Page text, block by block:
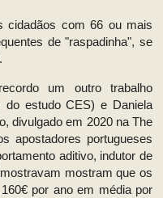
cidadãos com 66 ou mais
de "raspadinha", se
um outro trabalho
do estudo CES) e Daniela
divulgado em 2020 na The
apostadores portugueses
aditivo, indutor de
mostram que os
por ano em média por